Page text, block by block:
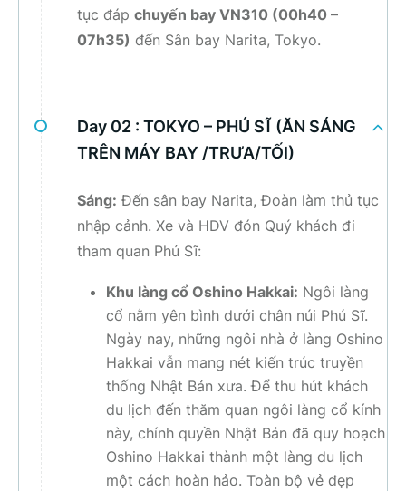
tục đáp chuyến bay VN310 (00h40 –
07h35) đến Sân bay Narita, Tokyo.
Day 02 : TOKYO – PHÚ SĨ (ĂN SÁNG
TRÊN MÁY BAY /TRƯA/TỐI)
Sáng: Đến sân bay Narita, Đoàn làm thủ tục
nhập cảnh. Xe và HDV đón Quý khách đi
tham quan Phú Sĩ:
Khu làng cổ Oshino Hakkai: Ngôi làng
cổ nằm yên bình dưới chân núi Phú Sĩ.
Ngày nay, những ngôi nhà ở làng Oshino
Hakkai vẫn mang nét kiến trúc truyền
thống Nhật Bản xưa. Để thu hút khách
du lịch đến thăm quan ngôi làng cổ kính
này, chính quyền Nhật Bản đã quy hoạch
Oshino Hakkai thành một làng du lịch
một cách hoàn hảo. Toàn bộ vẻ đẹp